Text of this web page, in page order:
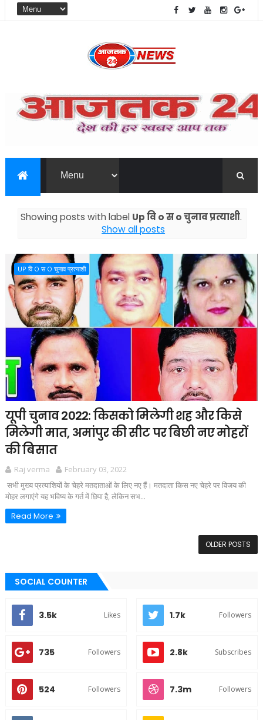
Showing posts with label Up वि o स o चुनाव प्रत्याशी.
Show all posts
UP वि O स O चुनाव प्रत्याशी
यूपी चुनाव 2022: किसको मिलेगी शह और किसे
मिलेगी मात, अमांपुर की सीट पर बिछी नए मोहरों
की बिसात
Raj verma
February 03, 2022
सभी मुख्य प्रत्याशियों के चेहरे मतदाताओं के लिए नए हैं। मतदाता किस नए चेहरे पर विजय की
मोहर लगाएंगे यह भविष्य के गर्त में छिपा है, लेकिन सभ...
Read More
OLDER POSTS
SOCIAL COUNTER
3.5k Likes 1.7k Followers
735 Followers 2.8k Subscribes
524 Followers 7.3m Followers